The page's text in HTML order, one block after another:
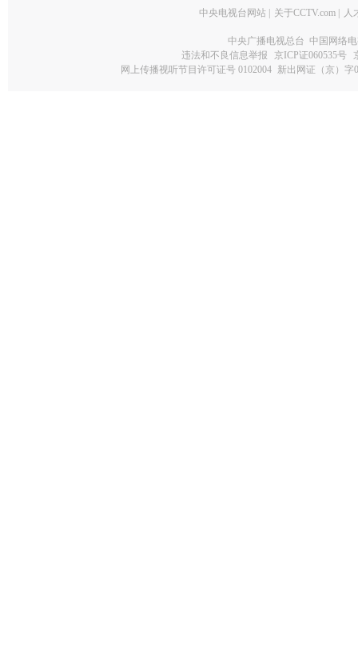
中央电视台网站 关于CCTV.com 人
中央广播电视总台 中国网络
违法和不良信息举报
京ICP证060535号
网上传播视听节目许可证号 0102004 新出网证（京）